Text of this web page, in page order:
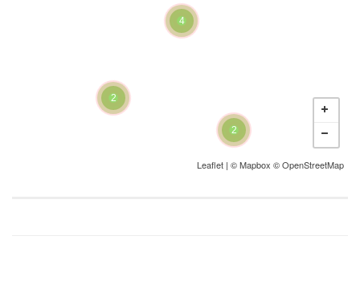
4
2
2
Leaflet | ©Mapbox ©OpenStreetMap